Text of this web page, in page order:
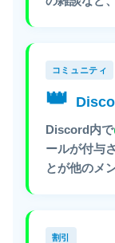
コミュニティ
👑
Discord内で
ールが付与
とが他のメ
割引